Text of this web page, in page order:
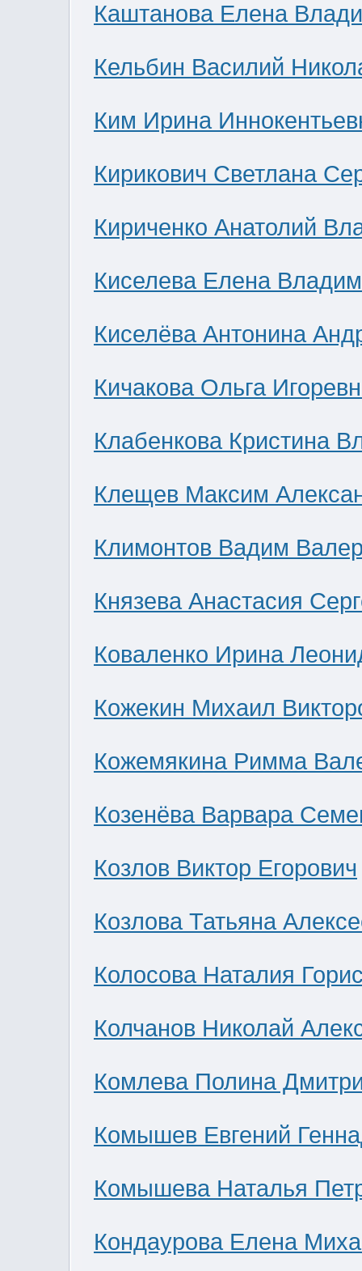
Каштанова Елена
Кельбин Василий
Ким Ирина
Кирикович Светлана
Кириченко Анатолий
Киселева Елена
Киселёва Антонина
Кичакова Ольга
Клабенкова Кристина
Клещев Максим
Климонтов Вадим
Князева Анастасия
Коваленко Ирина
Кожекин Михаил
Кожемякина Римма
Козенёва Варвара
Козлов Виктор Егорович
Козлова Татьяна
Колосова Наталия
Колчанов Николай
Комлева Полина
Комышев Евгений
Комышева Наталья
Кондаурова Елена